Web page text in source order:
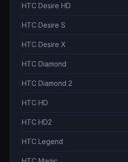
HTC Desire HD
HTC Desire S
HTC Desire X
HTC Diamond
HTC Diamond 2
HTC HD
HTC HD2
HTC Legend